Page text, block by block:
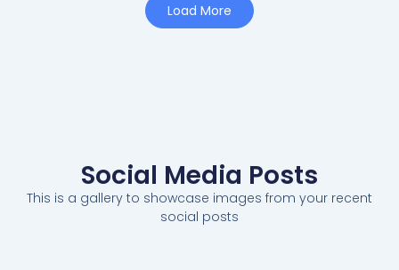
Load More
Social Media Posts
This is a gallery to showcase images from your recent
social posts